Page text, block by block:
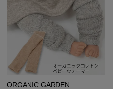
ORGANIC GARDEN